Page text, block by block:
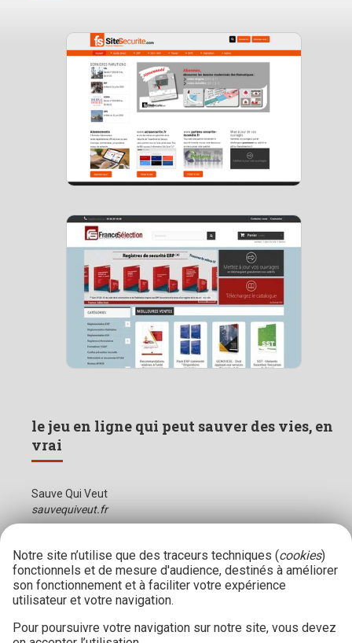
le jeu en ligne qui peut sauver des vies, en
vrai
Sauve Qui Veut
sauvequiveut.fr
Notre site n’utilise que des traceurs techniques (cookies)
fonctionnels et de mesure d'audience, destinés à améliorer
son fonctionnement et à faciliter votre expérience
utilisateur et votre navigation.
Pour poursuivre votre navigation sur notre site, vous devez